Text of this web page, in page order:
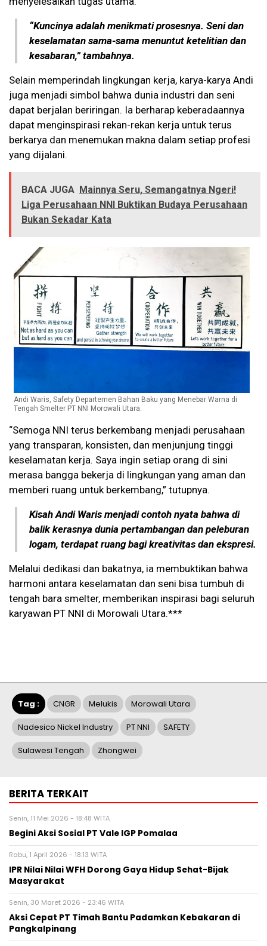
“Kuncinya adalah menikmati prosesnya. Seni dan
keselamatan sama-sama menuntut ketelitian dan
kesabaran,” tambahnya.
Selain memperindah lingkungan kerja, karya-karya Andi
juga menjadi simbol bahwa dunia industri dan seni
dapat berjalan beriringan. Ia berharap keberadaannya
dapat menginspirasi rekan-rekan kerja untuk terus
berkarya dan menemukan makna dalam setiap profesi
yang dijalani.
BACA JUGA Mainnya Seru, Semangatnya Ngeri!
Liga Perusahaan NNI Buktikan Budaya Perusahaan
Bukan Sekadar Kata
Andi Waris, Safety Departemen Bahan Baku yang Menebar Warna di
Tengah Smelter PT NNI Morowali Utara.
“Semoga NNI terus berkembang menjadi perusahaan
yang transparan, konsisten, dan menjunjung tinggi
keselamatan kerja. Saya ingin setiap orang di sini
merasa bangga bekerja di lingkungan yang aman dan
memberi ruang untuk berkembang,” tutupnya.
Kisah Andi Waris menjadi contoh nyata bahwa di
balik kerasnya dunia pertambangan dan peleburan
logam, terdapat ruang bagi kreativitas dan ekspresi.
Melalui dedikasi dan bakatnya, ia membuktikan bahwa
harmoni antara keselamatan dan seni bisa tumbuh di
tengah bara smelter, memberikan inspirasi bagi seluruh
karyawan PT NNI di Morowali Utara.***
Tag : CNGR Melukis Morowali Utara
Nadesico Nickel Industry PT NNI SAFETY
Sulawesi Tengah Zhongwei
BERITA TERKAIT
Senin, 11 Mei 2026 - 18:48 WITA
Begini Aksi Sosial PT Vale IGP Pomalaa
Rabu, 1 April 2026 - 18:13 WITA
IPR Nilai Nilai WFH Dorong Gaya Hidup Sehat-Bijak
Masyarakat
Senin, 30 Maret 2026 - 23:46 WITA
Aksi Cepat PT Timah Bantu Padamkan Kebakaran di
Pangkalpinang